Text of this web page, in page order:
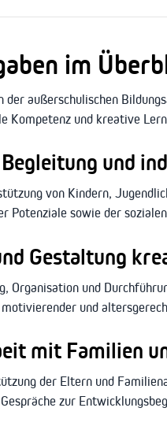
im
der außerschulischen
Kompetenz und kreative
und
von Kindern,
Potenziale sowie der
Gestaltung
Organisation und
und
mit Familien
der Eltern und
zur